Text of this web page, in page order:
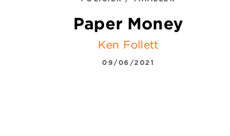
Paper Money
Ken Follett
09/06/2021